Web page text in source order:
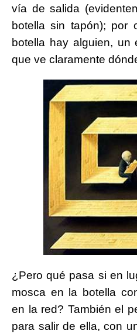
vía de salida
botella sin tapón); por
botella hay alguien, un
que ve claramente
¿Pero qué pasa si en
mosca en la botella
en la red? También el
para salir de ella, con